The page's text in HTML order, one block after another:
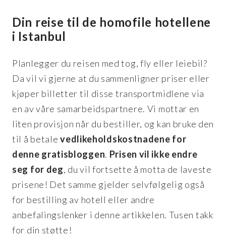
Din reise til de homofile hotellene
i Istanbul
Planlegger du reisen med tog, fly eller leiebil?
Da vil vi gjerne at du sammenligner priser eller
kjøper billetter til disse transportmidlene via
en av våre samarbeidspartnere. Vi mottar en
liten provisjon når du bestiller, og kan bruke den
til å betalevedlikeholdskostnadene for
denne gratisbloggen. Prisen vil ikke endre
seg for deg, du vil fortsette å motta de laveste
prisene! Det samme gjelder selvfølgelig også
for bestilling av hotell eller andre
anbefalingslenker i denne artikkelen. Tusen takk
for din støtte!